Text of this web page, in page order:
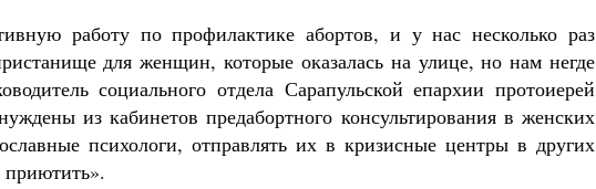
работу по профилактике абортов, и у нас несколько раз
для женщин, которые оказалась на улице, но нам негде
социального отдела Сарапульской епархии протоиерей
из кабинетов предабортного консультирования в женских
психологи, отправлять их в кризисные центры в других
приютить».